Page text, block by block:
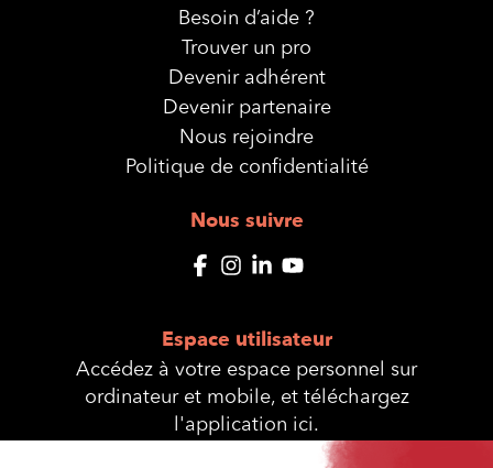
Besoin d’aide ?
Trouver un pro
Devenir adhérent
Devenir partenaire
Nous rejoindre
Politique de confidentialité
Nous suivre
Espace utilisateur
Accédez à votre espace personnel sur
ordinateur et mobile, et téléchargez
l'application ici.